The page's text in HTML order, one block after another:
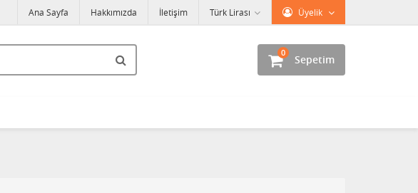
Üyelik
Türk Lirası
Ana Sayfa Hakkımızda İletişim
Sepetim
0